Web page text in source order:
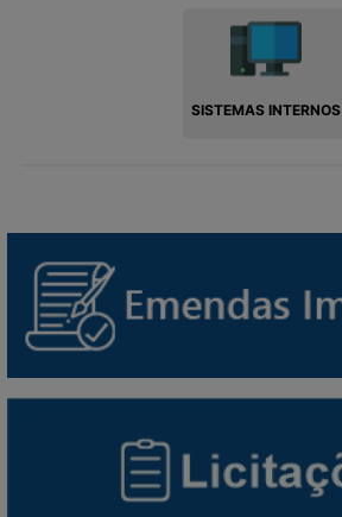
SISTEMAS INTERNOS